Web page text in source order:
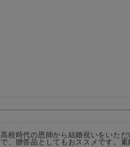
高校時代の恩師から結婚祝いをいた
で、贈答品としてもおススメです。